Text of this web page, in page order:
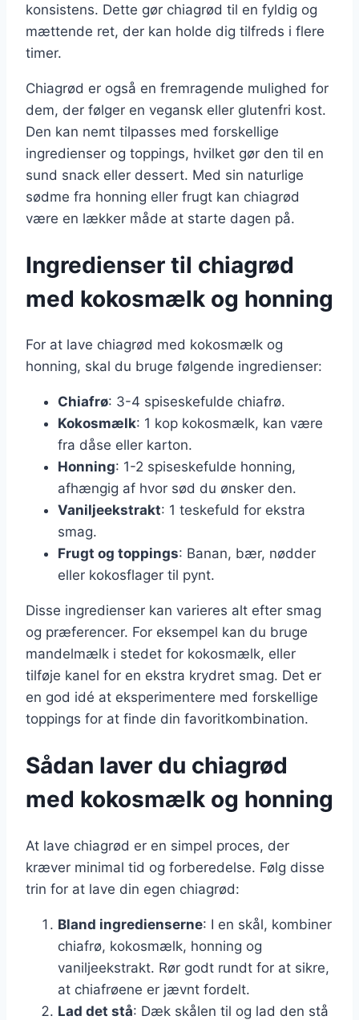
konsistens. Dette gør chiagrød til en fyldig og
mættende ret, der kan holde dig tilfreds i flere
timer.
Chiagrød er også en fremragende mulighed for
dem, der følger en vegansk eller glutenfri kost.
Den kan nemt tilpasses med forskellige
ingredienser og toppings, hvilket gør den til en
sund snack eller dessert. Med sin naturlige
sødme fra honning eller frugt kan chiagrød
være en lækker måde at starte dagen på.
Ingredienser til chiagrød
med kokosmælk og honning
For at lave chiagrød med kokosmælk og
honning, skal du bruge følgende ingredienser:
Chiafrø: 3-4 spiseskefulde chiafrø.
Kokosmælk: 1 kop kokosmælk, kan være
fra dåse eller karton.
Honning: 1-2 spiseskefulde honning,
afhængig af hvor sød du ønsker den.
Vaniljeekstrakt: 1 teskefuld for ekstra
smag.
Frugt og toppings: Banan, bær, nødder
eller kokosflager til pynt.
Disse ingredienser kan varieres alt efter smag
og præferencer. For eksempel kan du bruge
mandelmælk i stedet for kokosmælk, eller
tilføje kanel for en ekstra krydret smag. Det er
en god idé at eksperimentere med forskellige
toppings for at finde din favoritkombination.
Sådan laver du chiagrød
med kokosmælk og honning
At lave chiagrød er en simpel proces, der
kræver minimal tid og forberedelse. Følg disse
trin for at lave din egen chiagrød:
Bland ingredienserne: I en skål, kombiner
chiafrø, kokosmælk, honning og
vaniljeekstrakt. Rør godt rundt for at sikre,
at chiafrøene er jævnt fordelt.
Lad det stå: Dæk skålen til og lad den stå